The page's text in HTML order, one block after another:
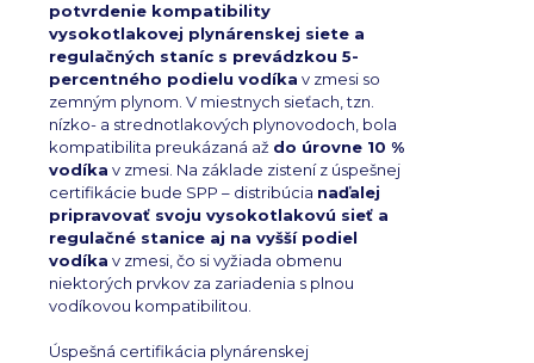
potvrdenie kompatibility
vysokotlakovej plynárenskej siete a
regulačných staníc s prevádzkou 5-
percentného podielu vodíka v zmesi so
zemným plynom. V miestnych sieťach, tzn.
nízko- a strednotlakových plynovodoch, bola
kompatibilita preukázaná až do úrovne 10 %
vodíka v zmesi. Na základe zistení z úspešnej
certifikácie bude SPP – distribúcia naďalej
pripravovať svoju vysokotlakovú sieť a
regulačné stanice aj na vyšší podiel
vodíka v zmesi, čo si vyžiada obmenu
niektorých prvkov za zariadenia s plnou
vodíkovou kompatibilitou.
Úspešná certifikácia plynárenskej